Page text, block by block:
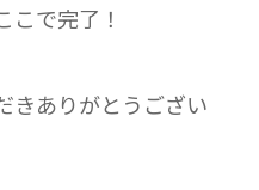
こで完了！
きありがとうござい